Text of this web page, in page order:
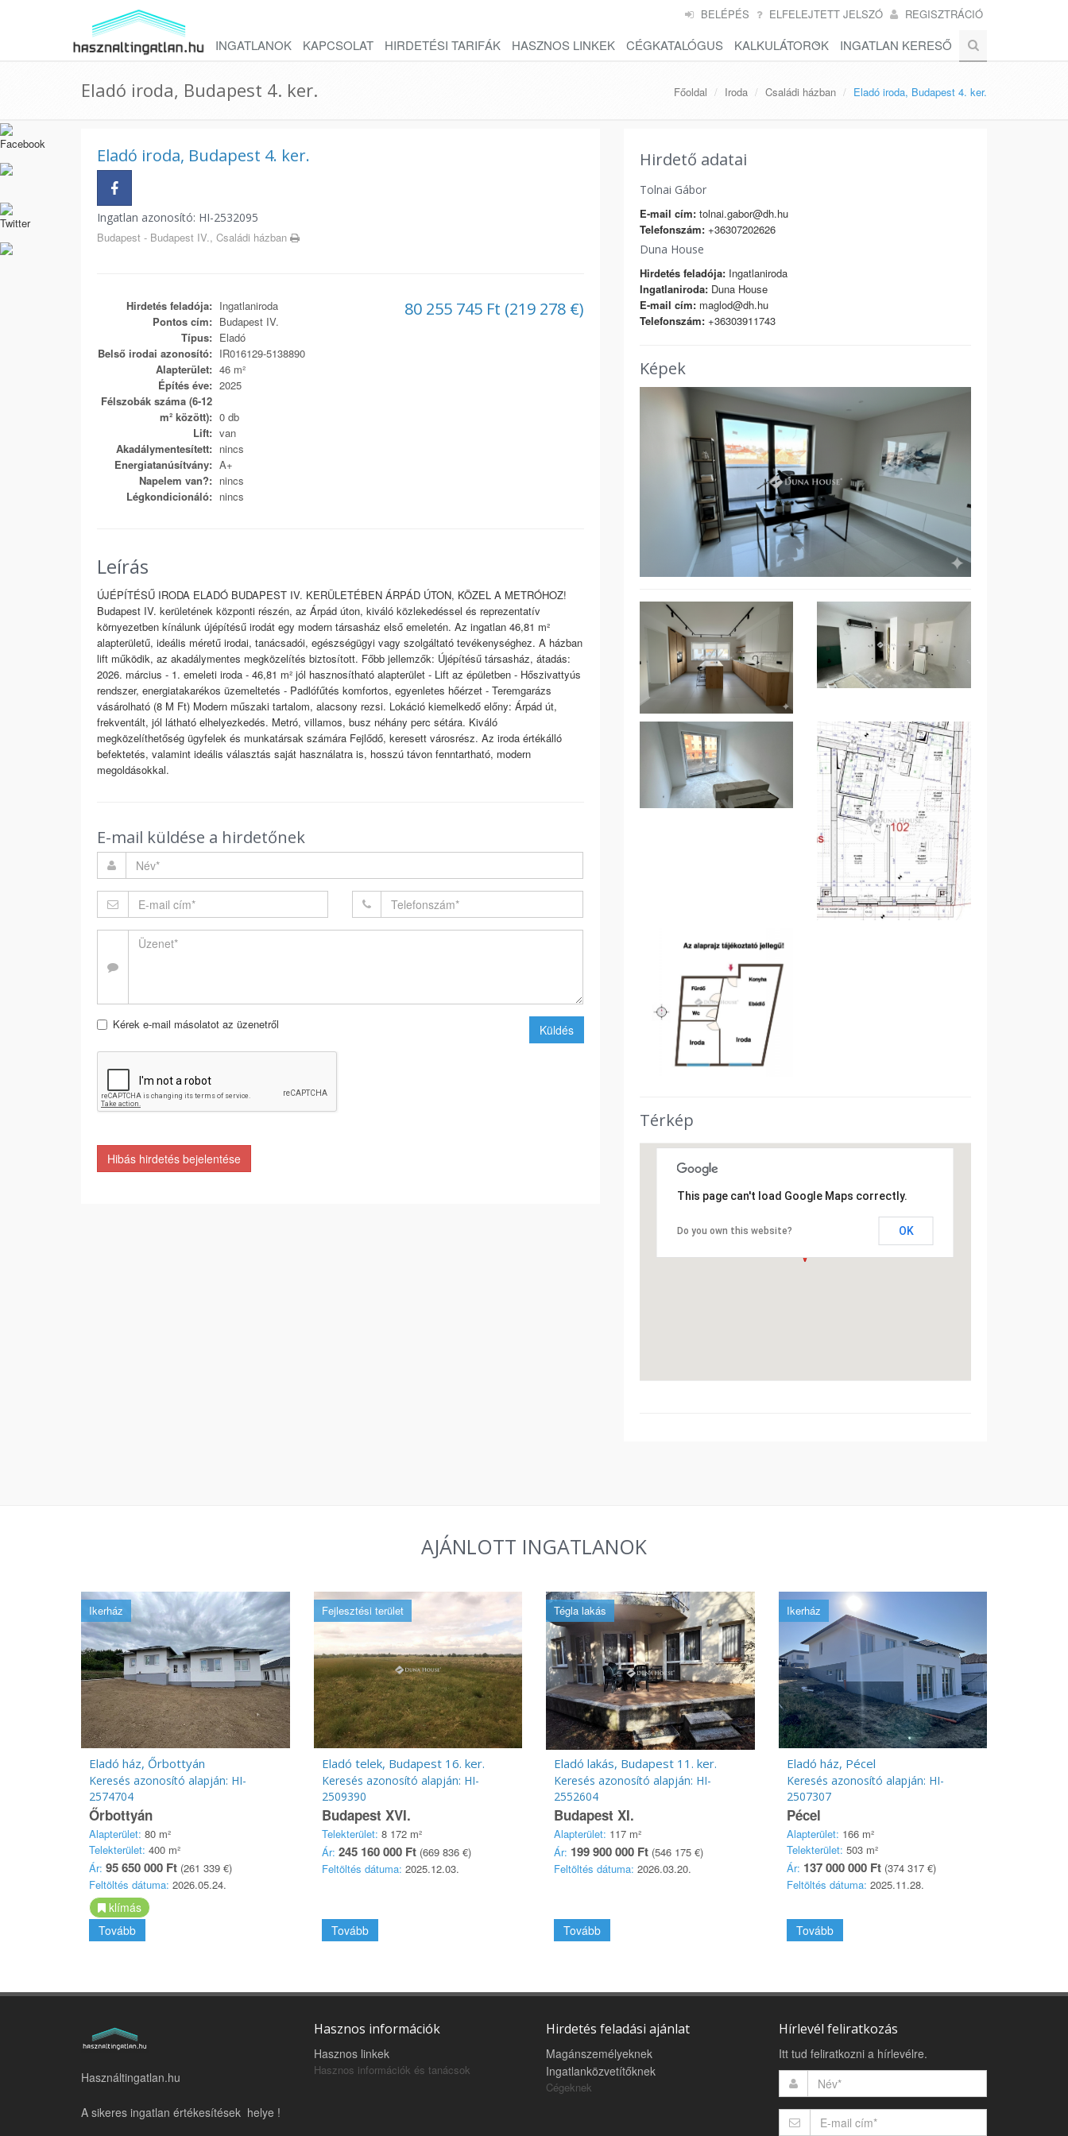
BELÉPÉS ELFELEJTETT JELSZÓ REGISZTRÁCIÓ
INGATLANOK KAPCSOLAT HIRDETÉSI TARIFÁK HASZNOS LINKEK CÉGKATALÓGUS KALKULÁTOROK INGATLAN KERESŐ
Eladó iroda, Budapest 4. ker. Főoldal Iroda Családi házban Eladó iroda, Budapest 4. ker.
Eladó iroda, Budapest 4. ker.
Ingatlan azonosító: HI-2532095
Budapest - Budapest IV., Családi házban
80 255 745 Ft (219 278 €)
Hirdetés feladója: Ingatlaniroda
Pontos cím: Budapest IV.
Típus: Eladó
Belső irodai azonosító: IR016129-5138890
Alapterület: 46 m²
Építés éve: 2025
Félszobák száma (6-12
m² között): 0 db
Lift: van
Akadálymentesített: nincs
Energiatanúsítvány: A+
Napelem van?: nincs
Légkondicionáló: nincs
Leírás
ÚJÉPÍTÉSŰ IRODA ELADÓ BUDAPEST IV. KERÜLETÉBEN ÁRPÁD ÚTON, KÖZEL A METRÓHOZ!
Budapest IV. kerületének központi részén, az Árpád úton, kiváló közlekedéssel és reprezentatív
környezetben kínálunk újépítésű irodát egy modern társasház első emeletén. Az ingatlan 46,81 m²
alapterületű, ideális méretű irodai, tanácsadói, egészségügyi vagy szolgáltató tevékenységhez. A házban
lift működik, az akadálymentes megközelítés biztosított. Főbb jellemzők: Újépítésű társasház, átadás:
2026. március - 1. emeleti iroda - 46,81 m² jól hasznosítható alapterület - Lift az épületben - Hőszivattyús
rendszer, energiatakarékos üzemeltetés - Padlófűtés komfortos, egyenletes hőérzet - Teremgarázs
vásárolható (8 M Ft) Modern műszaki tartalom, alacsony rezsi. Lokáció kiemelkedő előny: Árpád út,
frekventált, jól látható elhelyezkedés. Metró, villamos, busz néhány perc sétára. Kiváló
megközelíthetőség ügyfelek és munkatársak számára Fejlődő, keresett városrész. Az iroda értékálló
befektetés, valamint ideális választás saját használatra is, hosszú távon fenntartható, modern
megoldásokkal.
E-mail küldése a hirdetőnek
Kérek e-mail másolatot az üzenetről Küldés
Hibás hirdetés bejelentése
Hirdető adatai
Tolnai Gábor
E-mail cím:tolnai.gabor@dh.hu
Telefonszám:+36307202626
Duna House
Hirdetés feladója:Ingatlaniroda
Ingatlaniroda:Duna House
E-mail cím:maglod@dh.hu
Telefonszám:+36303911743
Képek
Térkép
This page can't load Google Maps correctly.
Do you own this website? OK
AJÁNLOTT INGATLANOK
Ikerház
Eladó ház, Őrbottyán
Keresés azonosító alapján: HI-
2574704
Őrbottyán
Alapterület: 80 m²
Telekterület: 400 m²
Ár: 95 650 000 Ft (261 339 €)
Feltöltés dátuma: 2026.05.24.
klímás
Tovább
Fejlesztési terület
Eladó telek, Budapest 16. ker.
Keresés azonosító alapján: HI-
2509390
Budapest XVI.
Telekterület: 8 172 m²
Ár: 245 160 000 Ft(669 836 €)
Feltöltés dátuma: 2025.12.03.
Tovább
Tégla lakás
Eladó lakás, Budapest 11. ker.
Keresés azonosító alapján: HI-
2552604
Budapest XI.
Alapterület: 117 m²
Ár: 199 900 000 Ft (546 175 €)
Feltöltés dátuma: 2026.03.20.
Tovább
Ikerház
Eladó ház, Pécel
Keresés azonosító alapján: HI-
2507307
Pécel
Alapterület: 166 m²
Telekterület: 503 m²
Ár: 137 000 000 Ft(374 317 €)
Feltöltés dátuma: 2025.11.28.
Tovább
Használtingatlan.hu
A sikeres ingatlan értékesítések helye !
Hasznos információk
Hasznos linkek
Hasznos információk és tanácsok
Hirdetés feladási ajánlat
Magánszemélyeknek
Ingatlanközvetítőknek
Cégeknek
Hírlevél feliratkozás
Itt tud feliratkozni a hírlevélre.